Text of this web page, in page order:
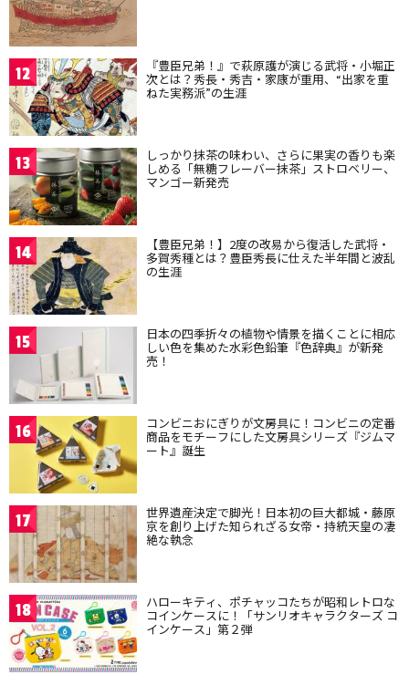
12 『豊臣兄弟！』で萩原護が演じる武将・小堀正
次とは？秀長・秀吉・家康が重用、“出家を重
ねた実務派”の生涯
13 しっかり抹茶の味わい、さらに果実の香りも楽
しめる「無糖フレーバー抹茶」ストロベリー、
マンゴー新発売
14 【豊臣兄弟！】2度の改易から復活した武将・
多賀秀種とは？豊臣秀長に仕えた半年間と波乱
の生涯
15 日本の四季折々の植物や情景を描くことに相応
しい色を集めた水彩色鉛筆『色辞典』が新発
売！
16 コンビニおにぎりが文房具に！コンビニの定番
商品をモチーフにした文房具シリーズ『ジムマ
ート』誕生
17 世界遺産決定で脚光！日本初の巨大都城・藤原
京を創り上げた知られざる女帝・持統天皇の凄
絶な執念
18 ハローキティ、ポチャッコたちが昭和レトロな
コインケースに！「サンリオキャラクターズ コ
インケース」第２弾